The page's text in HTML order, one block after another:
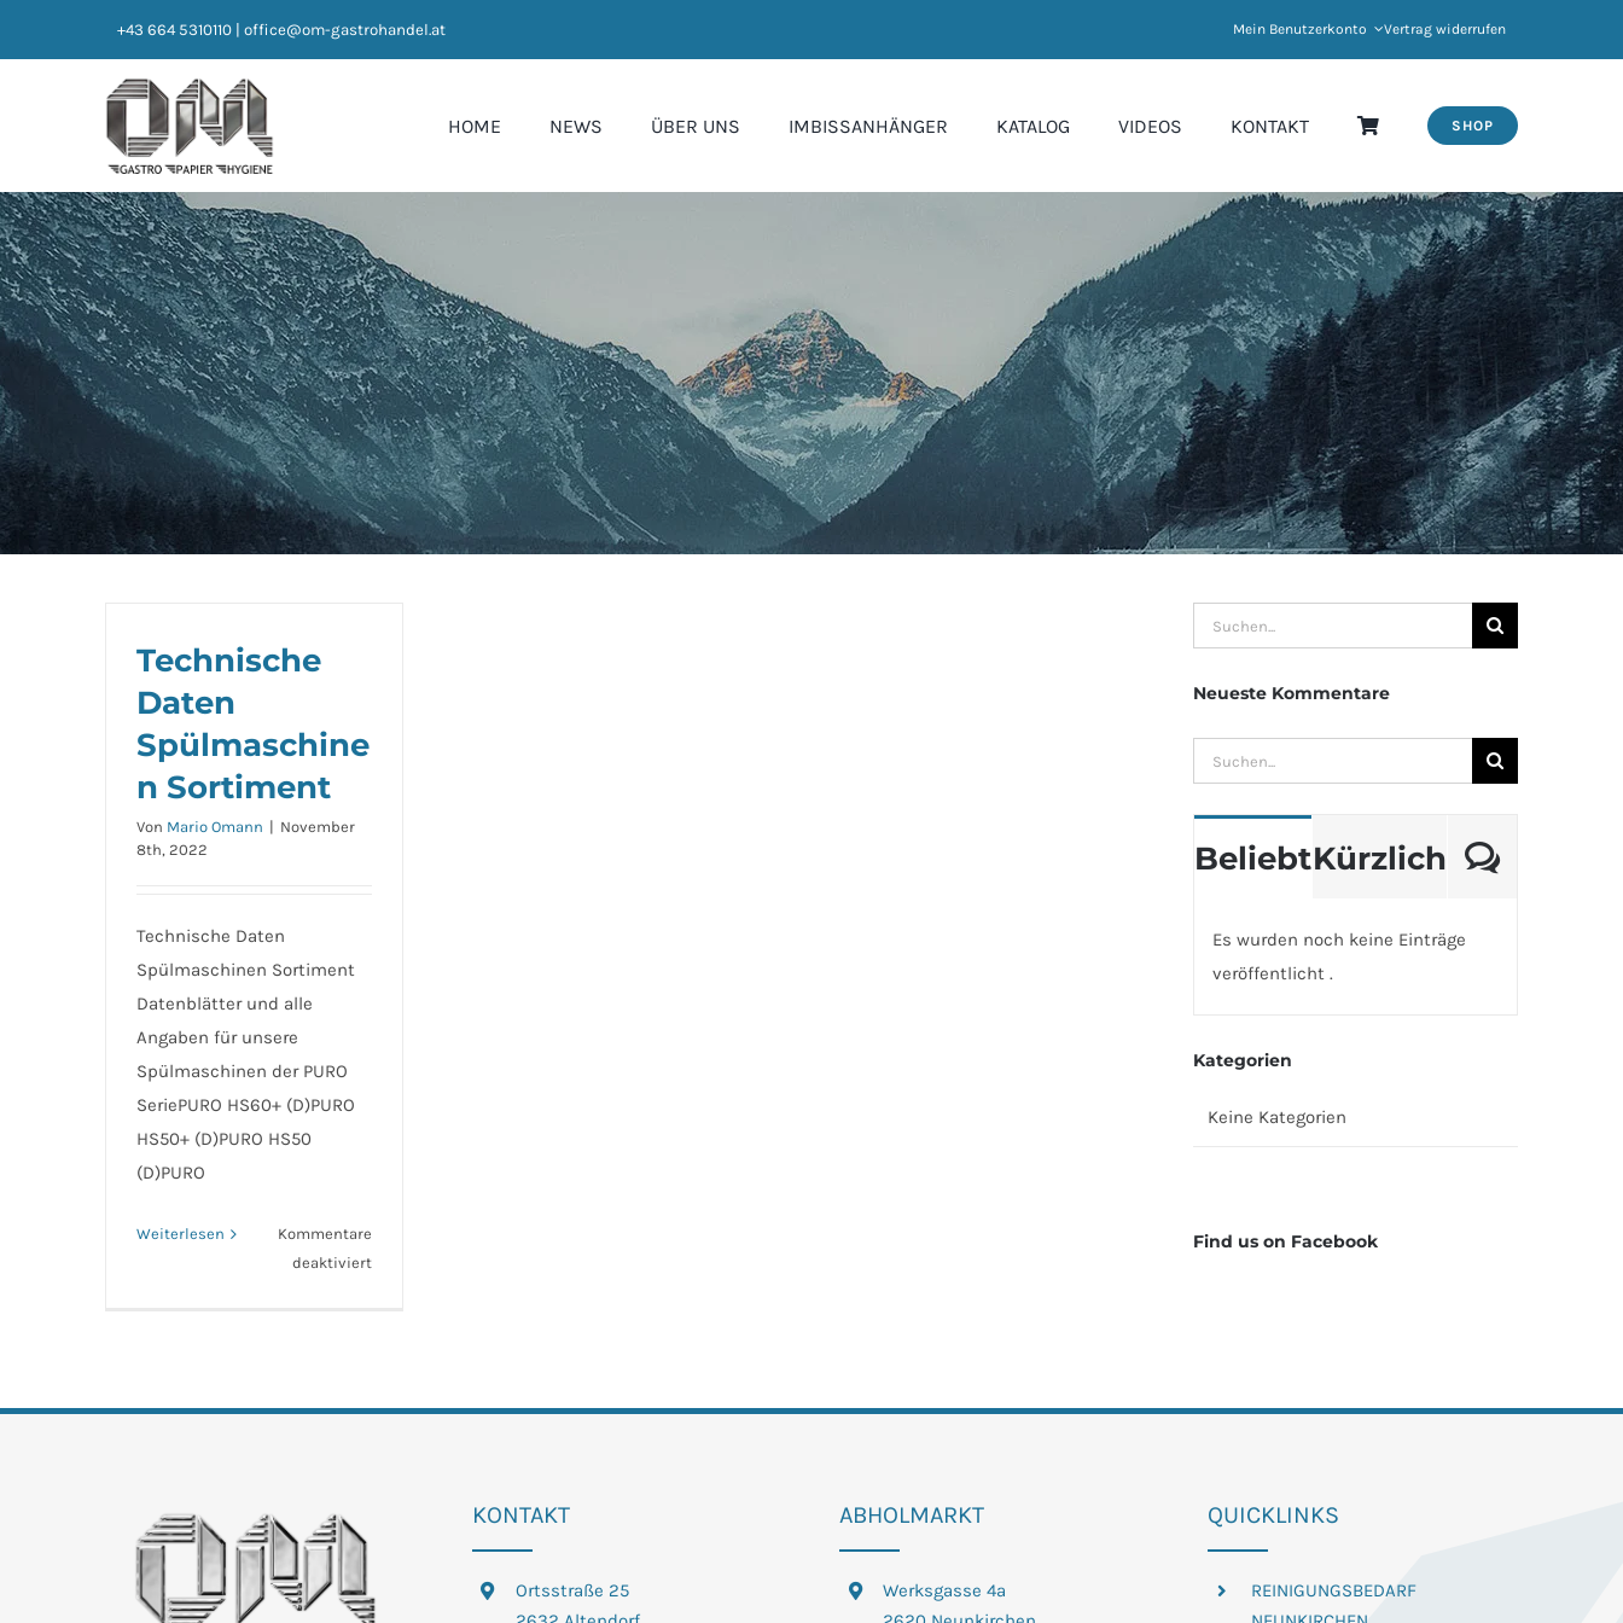
+43 664 5310110 office@om-gastrohandel.at Mein Benutzerkonto Vertrag widerrufen
HOME NEWS ÜBER UNS IMBISSANHÄNGER KATALOG VIDEOS KONTAKT SHOP
Technische
Daten
Spülmaschine
n Sortiment
Von Mario Omann | November
8th, 2022
Technische Daten
Spülmaschinen Sortiment
Datenblätter und alle
Angaben für unsere
Spülmaschinen der PURO
SeriePURO HS60+ (D)PURO
HS50+ (D)PURO HS50
(D)PURO
Weiterlesen
Kommentare
deaktiviertfür
Suche
nach:
Neueste Kommentare
Suche
nach:
BeliebtKürzlich
Es wurden noch keine Einträge
veröffentlicht .
Kategorien
Keine Kategorien
Find us on Facebook
KONTAKT
Ortsstraße 25
ABHOLMARKT
Werksgasse 4a
QUICKLINKS
REINIGUNGSBEDARF